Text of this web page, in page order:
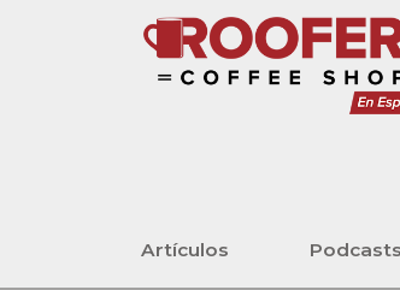
Artículos Podcasts